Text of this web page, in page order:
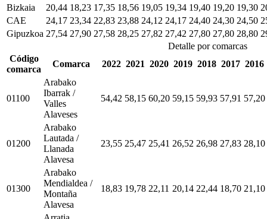
Bizkaia
20,44 18,23 17,35 18,56 19,05 19,34 19,40 19,20 19,30
CAE
24,17 23,34 22,83 23,88 24,12 24,17 24,40 24,30 24,50
Gipuzkoa 27,54 27,90 27,58 28,25 27,82 27,42 27,80 27,80 28,80
Detalle por comarcas
Código
comarca
Comarca 2022 2021 2020 2019 2018 2017 2016
01100
Arabako
Ibarrak /
Valles
Alaveses
54,42 58,15 60,20 59,15 59,93 57,91 57,20
01200
Arabako
Lautada /
Llanada
Alavesa
23,55 25,47 25,41 26,52 26,98 27,83 28,10
01300
Arabako
Mendialdea /
Montaña
Alavesa
18,83 19,78 22,11 20,14 22,44 18,70 21,10